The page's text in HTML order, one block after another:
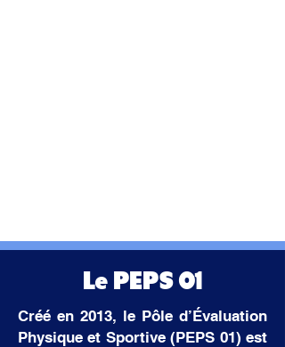
Le PEPS 01
Créé en 2013, le Pôle d’Évaluation
Physique et Sportive (PEPS 01) est